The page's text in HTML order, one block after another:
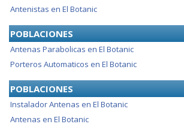
Antenistas en El Botanic
POBLACIONES
Antenas Parabolicas en El Botanic
Porteros Automaticos en El Botanic
POBLACIONES
Instalador Antenas en El Botanic
Antenas en El Botanic